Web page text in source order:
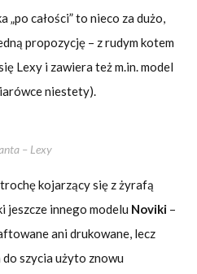
całości” to nieco za dużo,
propozycję – z rudym kotem
Lexy i zawiera też m.in. model
niestety).
– Lexy
kojarzący się z żyrafą
jeszcze innego modelu Noviki –
ani drukowane, lecz
szycia użyto znowu